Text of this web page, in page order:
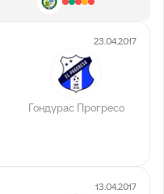
23.04.2017
Гондурас Прогресо
13.04.2017